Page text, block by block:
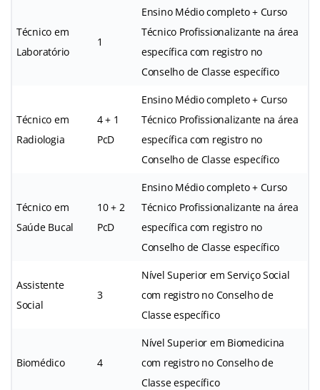
Técnico em
Laboratório
1
Ensino Médio completo + Curso
Técnico Profissionalizante na área
específica com registro no
Conselho de Classe específico
Técnico em
Radiologia
4 + 1
PcD
Ensino Médio completo + Curso
Técnico Profissionalizante na área
específica com registro no
Conselho de Classe específico
Técnico em
Saúde Bucal
10 + 2
PcD
Ensino Médio completo + Curso
Técnico Profissionalizante na área
específica com registro no
Conselho de Classe específico
Assistente
Social
3
Nível Superior em Serviço Social
com registro no Conselho de
Classe específico
Biomédico 4
Nível Superior em Biomedicina
com registro no Conselho de
Classe específico